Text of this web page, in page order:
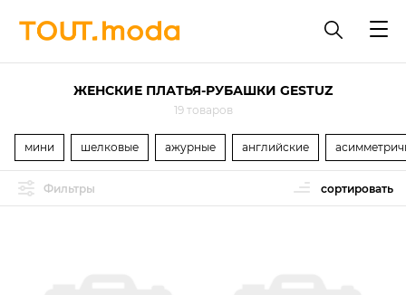
ЖЕНСКИЕ ПЛАТЬЯ-РУБАШКИ GESTUZ
19 товаров
мини шелковые ажурные английские
Фильтры сортировать